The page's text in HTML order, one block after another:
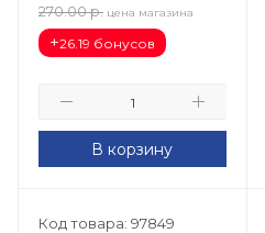
270.00 р. цена магазина
+26.19 бонусов
В корзину
Код товара: 97849